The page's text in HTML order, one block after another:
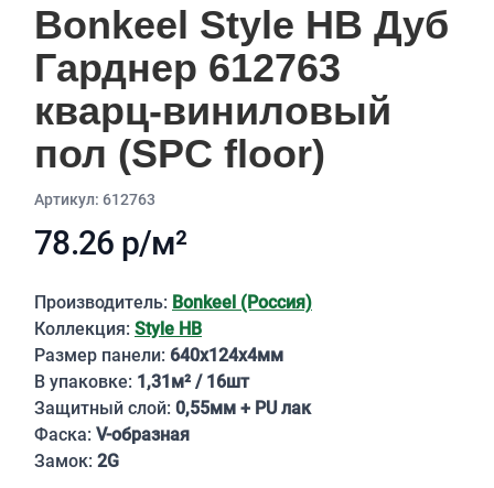
Bonkeel Style HB Дуб
Гарднер 612763
кварц-виниловый
пол (SPC floor)
Aртикул: 612763
78.26 р/м²
Описание
Производитель: Bonkeel (Россия)
Коллекция: Style HB
Размер панели: 640х124х4мм
В упаковке: 1,31м² / 16шт
Защитный слой: 0,55мм + PU лак
Фаска: V-образная
Замок: 2G